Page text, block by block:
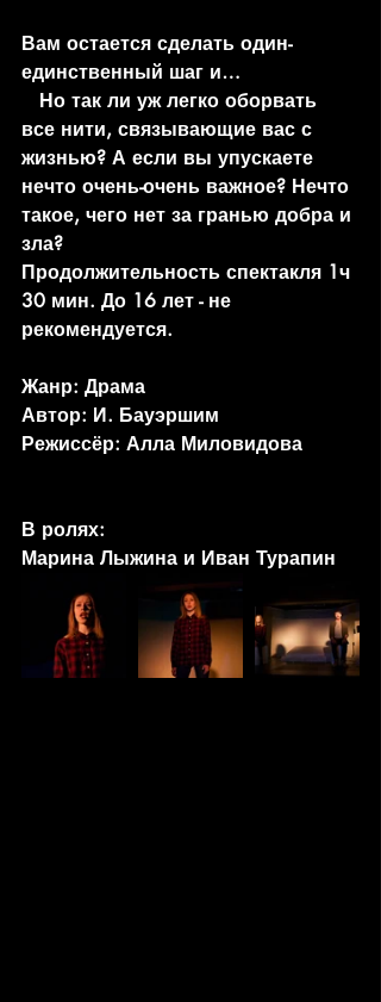
Вам остается сделать один-
единственный шаг и…
все нити, связывающие вас с
жизнью? А если вы упускаете
нечто очень-очень важное? Нечто
такое, чего нет за гранью добра и
зла?
Продолжительность спектакля 1ч
30 мин. До 16 лет - не
рекомендуется.
Жанр: Драма
Автор: И. Бауэршим
Режиссёр: Алла Миловидова
В ролях:
Марина Лыжина и Иван Турапин